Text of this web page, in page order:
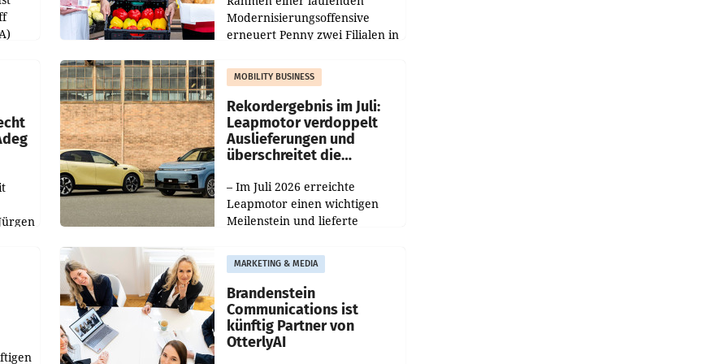
Modernisierungsoffensive
erneuert Penny zwei Filialen in
Die beiden Standorte liegen in
Haag sowie im rund
MOBILITY BUSINESS
Rekordergebnis im Juli:
Leapmotor verdoppelt
Auslieferungen und
überschreitet die
– Im Juli 2026 erreichte
Leapmotor einen wichtigen
Meilenstein und lieferte
aus, womit sich das Ergebnis
gegenüber Juli 2025 mehr als
verdoppelte (+102
MARKETING & MEDIA
Brandenstein
Communications ist
künftig Partner von
OtterlyAI